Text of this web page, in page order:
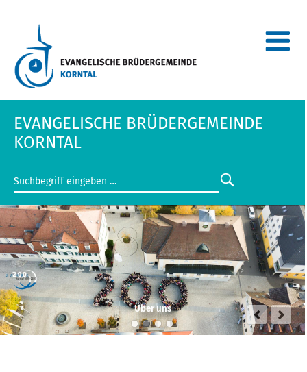
EVANGELISCHE BRÜDERGEMEINDE
KORNTAL
Über uns